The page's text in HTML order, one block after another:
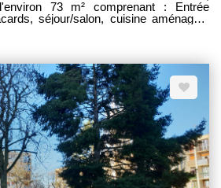
comprenant : Entrée
séjour/salon, cuisine aménagée/